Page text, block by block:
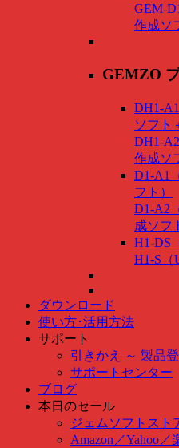
GEM-
作成ソ
GEMZO
DH1-
ソフト
DH1-
作成ソ
D1-A1
フト）
D1-A2
成ソフ
H1-DS
H1-S（
ダウンロード
使い方･活用方法
サポート
引きかえ ～ 製品
サポートセンター
ブログ
本日のセール
ジェムソフトスト
Amazon ／Yahoo ／